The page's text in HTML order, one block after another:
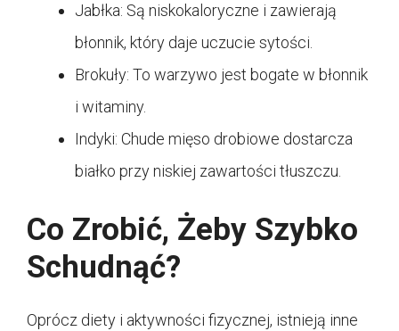
Jabłka: Są niskokaloryczne i zawierają
błonnik, który daje uczucie sytości.
Brokuły: To warzywo jest bogate w błonnik
i witaminy.
Indyki: Chude mięso drobiowe dostarcza
białko przy niskiej zawartości tłuszczu.
Co Zrobić, Żeby Szybko
Schudnąć?
Oprócz diety i aktywności fizycznej, istnieją inne